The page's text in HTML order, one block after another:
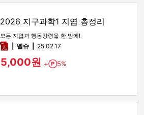
2026 지구과학1 지엽 총정리
모든 지엽과 행동강령을 한 방에!
pdf벨슈 25.02.17
5,000원 + Point
5%